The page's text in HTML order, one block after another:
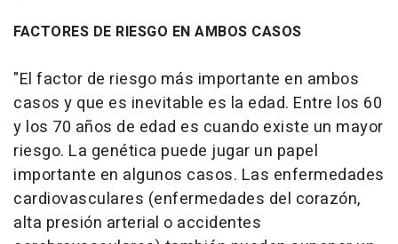
FACTORES DE RIESGO EN AMBOS CASOS
"El factor de riesgo más importante en ambos
casos y que es inevitable es la edad. Entre los 60
y los 70 años de edad es cuando existe un mayor
riesgo. La genética puede jugar un papel
importante en algunos casos. Las enfermedades
cardiovasculares (enfermedades del corazón,
alta presión arterial o accidentes